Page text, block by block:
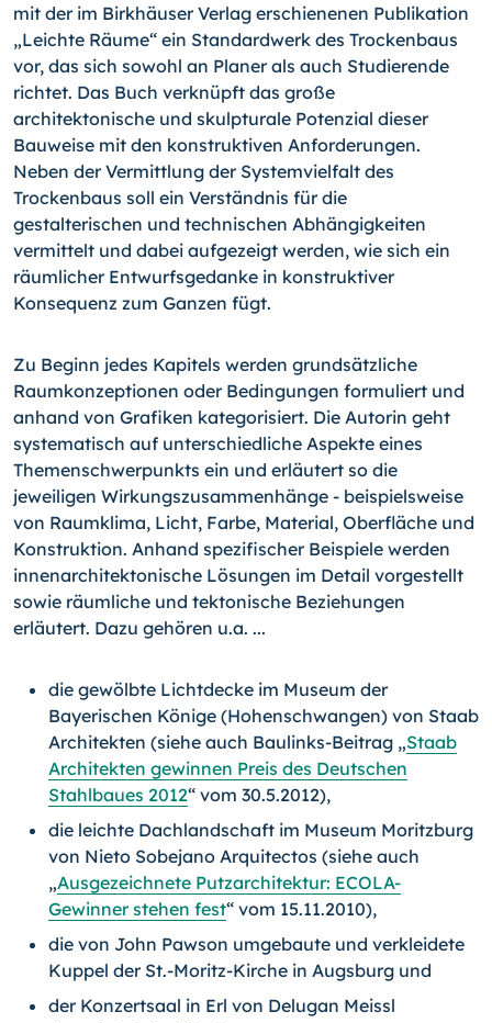
mit der im Birkhäuser Verlag erschienenen Publikation
„Leichte Räume“ ein Standardwerk des Trockenbaus
vor, das sich sowohl an Planer als auch Studierende
richtet. Das Buch verknüpft das große
architektonische und skulpturale Potenzial dieser
Bauweise mit den konstruktiven Anforderungen.
Neben der Vermittlung der Systemvielfalt des
Trockenbaus soll ein Verständnis für die
gestalterischen und technischen Abhängigkeiten
vermittelt und dabei aufgezeigt werden, wie sich ein
räumlicher Entwurfsgedanke in konstruktiver
Konsequenz zum Ganzen fügt.
Zu Beginn jedes Kapitels werden grundsätzliche
Raumkonzeptionen oder Bedingungen formuliert und
anhand von Grafiken kategorisiert. Die Autorin geht
systematisch auf unterschiedliche Aspekte eines
Themenschwerpunkts ein und erläutert so die
jeweiligen Wirkungszusammenhänge - beispielsweise
von Raumklima, Licht, Farbe, Material, Oberfläche und
Konstruktion. Anhand spezifischer Beispiele werden
innenarchitektonische Lösungen im Detail vorgestellt
sowie räumliche und tektonische Beziehungen
erläutert. Dazu gehören u.a. ...
die gewölbte Lichtdecke im Museum der
Bayerischen Könige (Hohenschwangen) von Staab
Architekten (siehe auch Baulinks-Beitrag „Staab
Architekten gewinnen Preis des Deutschen
Stahlbaues 2012“ vom 30.5.2012),
die leichte Dachlandschaft im Museum Moritzburg
von Nieto Sobejano Arquitectos (siehe auch
„Ausgezeichnete Putzarchitektur: ECOLA-
Gewinner stehen fest“ vom 15.11.2010),
die von John Pawson umgebaute und verkleidete
Kuppel der St.-Moritz-Kirche in Augsburg und
der Konzertsaal in Erl von Delugan Meissl